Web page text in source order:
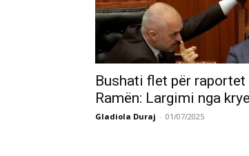
Bushati flet për raportet
Ramën: Largimi nga
Gladiola Duraj - 01/07/2025